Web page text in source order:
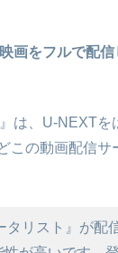
画をフルで配
は、U-NEXTを
この動画配信サ
タリスト』が配